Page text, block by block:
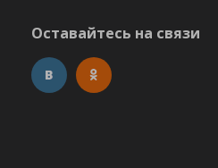
Оставайтесь на связи